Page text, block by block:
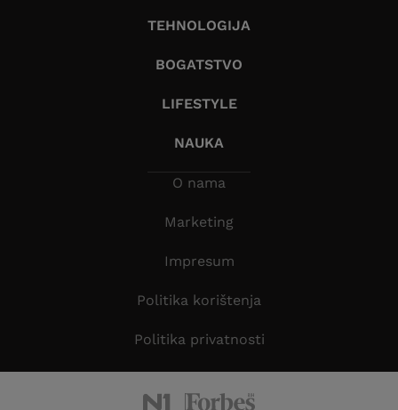
TEHNOLOGIJA
BOGATSTVO
LIFESTYLE
NAUKA
O nama
Marketing
Impresum
Politika korištenja
Politika privatnosti